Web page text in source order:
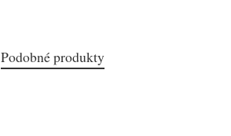
Podobné produkty